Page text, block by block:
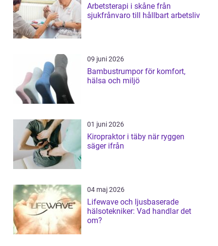
Arbetsterapi i skåne från
sjukfrånvaro till hållbart arbetsliv
09 juni 2026
Bambustrumpor för komfort,
hälsa och miljö
01 juni 2026
Kiropraktor i täby när ryggen
säger ifrån
04 maj 2026
Lifewave och ljusbaserade
hälsotekniker: Vad handlar det
om?